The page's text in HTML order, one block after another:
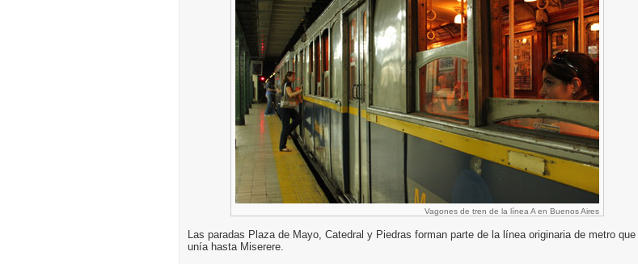
Vagones de tren de la línea A en Buenos Aires
Las paradas Plaza de Mayo, Catedral y Piedras forman parte de la línea originaria de metro que
unía hasta Miserere.